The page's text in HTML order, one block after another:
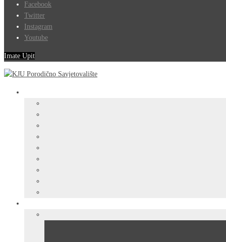
Facebook
Twitter
Instagram
Youtube
Imate Upit